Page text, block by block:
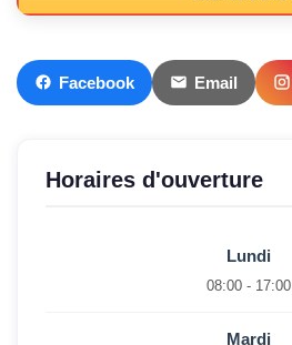
Facebook Email
Horaires d'ouverture
Lundi
08:00 - 17:00
Mardi